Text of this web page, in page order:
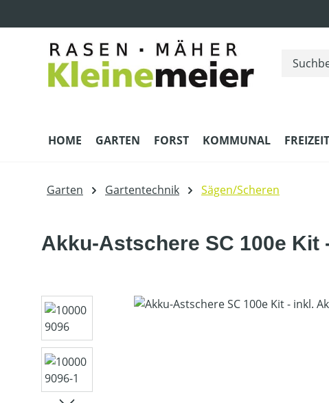
HOME GARTEN FORST KOMMUNAL
Garten Gartentechnik Sägen/Scheren
Akku-Astschere SC 100e
Bildergalerie überspringen